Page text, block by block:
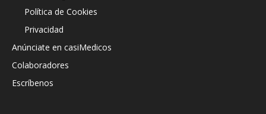
Política de Cookies
Privacidad
Anúnciate en casiMedicos
Colaboradores
Escríbenos